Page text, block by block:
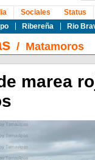
Ribereña Rio
Sociales Status
/ Matamoros
marea